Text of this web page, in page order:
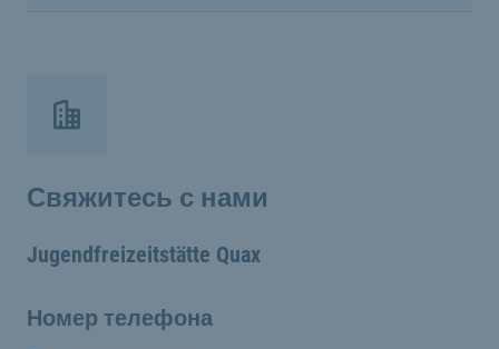
Свяжитесь с нами
Jugendfreizeitstätte Quax
Номер телефона